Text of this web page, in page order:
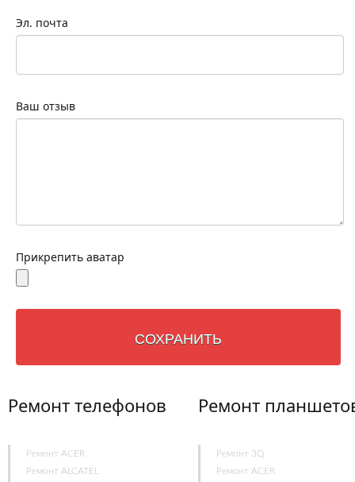
Эл. почта
Ваш отзыв
Прикрепить аватар
Ремонт телефонов
Ремонт ACER
Ремонт ALCATEL
Ремонт
Ремонт 3Q
Ремонт ACER